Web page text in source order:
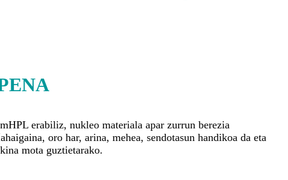
erabiliz, nukleo materiala apar zurrun berezia
oro har, arina, mehea, sendotasun handikoa da eta
mota guztietarako.